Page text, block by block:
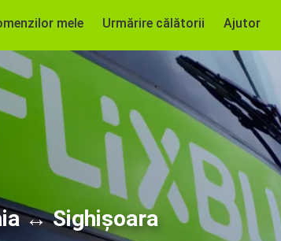
mele Urmărire călătorii Ajutor
↔ Sighișoara